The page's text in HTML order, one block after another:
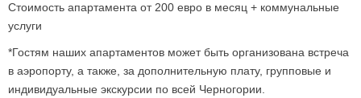
Стоимость апартамента от 200 евро в месяц + коммунальные
услуги
*Гостям наших апартаментов может быть организована встреча
в аэропорту, а также за дополнительную плату, групповые и
индивидуальные экскурсии по всей Черногории